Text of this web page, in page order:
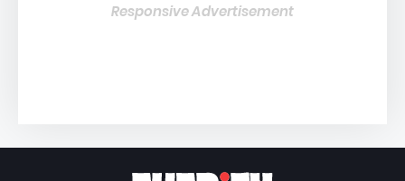
Responsive Advertisement